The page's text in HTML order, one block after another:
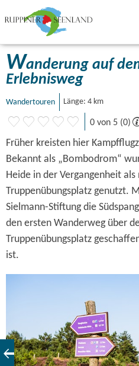
Wanderung auf
Erlebnisweg
Wandertouren Länge: 4 km
0 von 5 (0)
Früher kreisten hier
Bekannt als „Bombodrom“
Heide in der Vergangenheit
Truppenübungsplatz genutzt.
Sielmann-Stiftung die
den ersten Wanderweg über
Truppenübungsplatz
ist.